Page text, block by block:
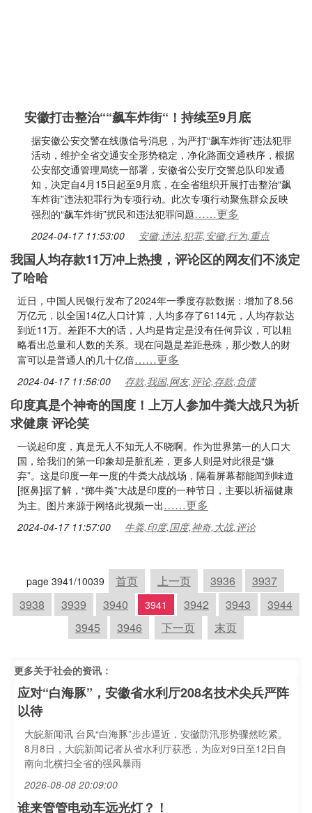
安徽打击整治““飙车炸街“！持续至9月底
据安徽公安交警在线微信号消息，为严打“飙车炸街”违法犯罪
活动，维护全省交通安全形势稳定，净化路面交通秩序，根据
公安部交通管理局统一部署，安徽省公安厅交警总队印发通
知，决定自4月15日起至9月底，在全省组织开展打击整治“飙
车炸街”违法犯罪行为专项行动。此次专项行动聚焦群众反映
强烈的“飙车炸街”扰民和违法犯罪问题……更多
2024-04-17 11:53:00 安徽,违法,犯罪,安徽,行为,重点
我国人均存款11万冲上热搜，评论区的网友们不淡定
了哈哈
近日，中国人民银行发布了2024年一季度存款数据：增加了8.56
万亿元，以全国14亿人口计算，人均多存了6114元，人均存款达
到近11万。差距不大的话，人均是肯定是没有任何异议，可以粗
略看出总量和人数的关系。现在问题是差距悬殊，那少数人的财
富可以是普通人的几十亿倍……更多
2024-04-17 11:56:00 存款,我国,网友,评论,存款,负债
印度真是个神奇的国度！上万人参加牛粪大战只为祈
求健康 评论笑
一说起印度，真是无人不知无人不晓啊。作为世界第一的人口大
国，给我们的第一印象却是脏乱差，更多人则是对此很是“嫌
弃”。这是印度一年一度的牛粪大战战场，隔着屏幕都能闻到味道
[抠鼻]据了解，“掷牛粪”大战是印度的一种节日，主要以祈福健康
为主。图片来源于网络此视频一出……更多
2024-04-17 11:57:00 牛粪,印度,国度,神奇,大战,评论
page 3941/10039 首页 上一页 3936
3937
3938
3939 3940 3941 3942 3943
3944
3945
3946 下一页 末页
更多关于社会的资讯：
应对“白海豚”，安徽省水利厅208名技术尖兵严阵
以待
大皖新闻讯 台风“白海豚”步步逼近，安徽防汛形势骤然吃紧。
8月8日，大皖新闻记者从省水利厅获悉，为应对9日至12日自
南向北横扫全省的强风暴雨
2026-08-08 20:09:00
谁来管管电动车远光灯？！